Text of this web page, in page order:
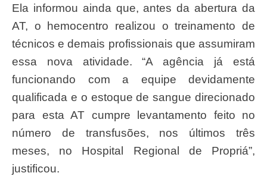
Ela informou ainda que, antes da abertura da
AT, o hemocentro realizou o treinamento de
técnicos e demais profissionais que assumiram
essa nova atividade. “A agência já está
funcionando com a equipe devidamente
qualificada e o estoque de sangue direcionado
para esta AT cumpre levantamento feito no
número de transfusões, nos últimos três
meses, no Hospital Regional de Propriá”,
justificou.